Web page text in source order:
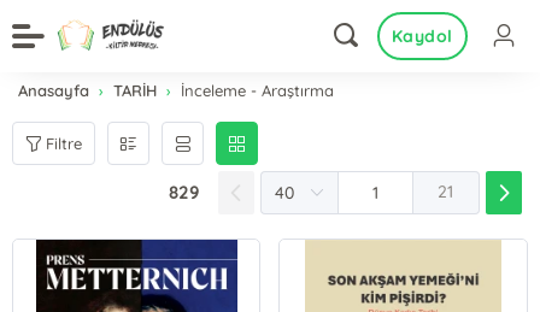
Kaydol
Anasayfa TARİH İnceleme - Araştırma
Filtre
829 21